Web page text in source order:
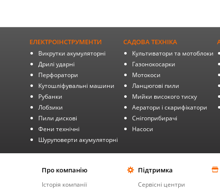
ЕЛЕКТРОІНСТРУМЕНТИ
Викрутки акумуляторні
Дрилі ударні
Перфоратори
Кутошліфувальні машини
Рубанки
Лобзики
Пили дискові
Фени технічні
Шуруповерти акумуляторні
САДОВА ТЕХНІКА
Культиватори та мотоблоки
Газонокосарки
Мотокоси
Ланцюгові пили
Мийки високого тиску
Аератори і скарифікатори
Снігоприбирачі
Насоси
Про компанію
Історія компанії
Підтримка
Сервісні центри